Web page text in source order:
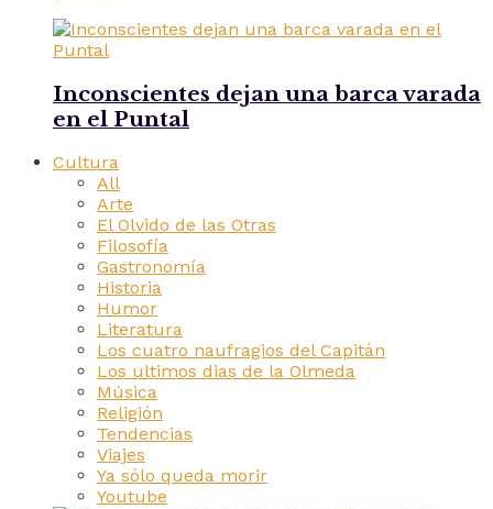
Inconscientes dejan una barca varada
en el Puntal
Cultura
All
Arte
El Olvido de las Otras
Filosofía
Gastronomía
Historia
Humor
Literatura
Los cuatro naufragios del Capitán
Los ultimos dias de la Olmeda
Música
Religión
Tendencias
Viajes
Ya sólo queda morir
Youtube